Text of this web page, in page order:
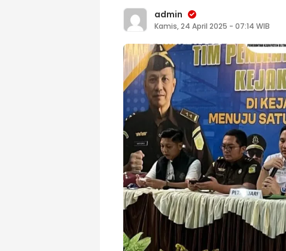
admin
Kamis, 24 April 2025 - 07:14 WIB